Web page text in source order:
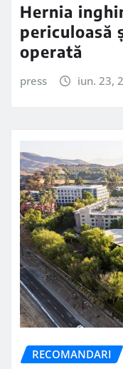
Hernia
periculoasă
operată
press iun. 23,
RECOMANDARI